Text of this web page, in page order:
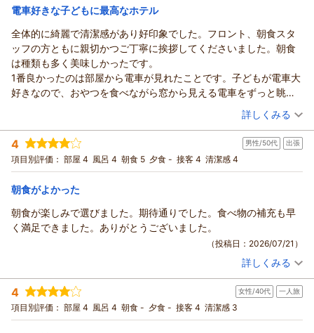
スの向上に努めてまいります。
（返信日：2026/07/26）
宿泊価格帯： 8,001～9,000円(大人一人あたり/税込)
ホテルソビアル大阪ドーム前からの返信
この度はご宿泊いただき、また心温まる口コミをありがとうご
ざいます。
USJ帰りのご宿泊に当ホテルをお選びいただき、誠にありがと
うございます。駅からの立地やスタッフのご案内、大浴場でゆ
っくりお過ごしいただけたとのこと、大変嬉しく拝見いたしま
した。
また、朝食をご家族皆様にお楽しみいただき、お子様にも喜ん
でいただけたとのお言葉は、スタッフにとって何よりの励みで
す。
また大阪へお越しの際は、ぜひ当ホテルをご利用ください。ス
（返信日：2026/07/25）
電車好きな子どもに最高なホテル
全体的に綺麗で清潔感があり好印象でした。フロント、朝食スタ
ッフの方ともに親切かつご丁寧に挨拶してくださいました。朝食
は種類も多く美味しかったです。
1番良かったのは部屋から電車が見れたことです。子どもが電車大
好きなので、おやつを食べながら窓から見える電車をずっと眺め
（投稿日：2026/07/21）
宿泊時期： 2026年07月宿泊 (子連れ旅行)
投稿者： さくらさん
宿泊プラン： 【お子様歓迎◆ファミリープラン】［朝食付き］ 小学生以下な
ら部屋代が無料！大阪の旅を、楽しくお得に。
ダブル 朝のみ
宿泊価格帯： 10,001～11,000円(大人一人あたり/税込)
ホテルソビアル大阪ドーム前からの返信
この度はご宿泊いただき、また心温まる口コミをお寄せいただ
館内の清潔さやスタッフの対応、朝食にご満足いただけたとの
お言葉を大変嬉しく拝見いたしました。
また、お部屋から見える電車をお子様にお楽しみいただけたと
のこと、スタッフ一同大変嬉しく励みになりました。
ぜひまたご家族皆様でお越しください。スタッフ一同、心より
詳しくみる
4 男性/50代 出張
項目別評価： 部屋 4 風呂 4 朝食 5 夕食 - 接客 4 清潔感 4
朝食がよかった
朝食が楽しみで選びました。期待通りでした。食べ物の補充も早
く満足できました。ありがとうございました。
（投稿日：2026/07/21）
投稿者： ろびんさん(男性/50代)
宿泊プラン： 【限定セール】［朝食付］ 毎朝楽しい。各地のおいしさを味わ
う「旅する朝食」
シングル 朝のみ
宿泊価格帯： 7,001～8,000円(大人一人あたり/税込)
詳しくみる
4 女性/40代 一人旅
項目別評価： 部屋 4 風呂 4 朝食 - 夕食 - 接客 4 清潔感 3